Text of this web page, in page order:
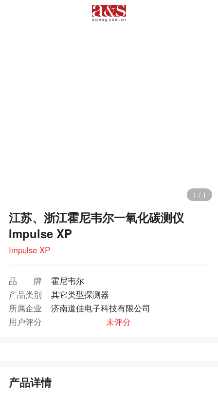
1 / 1
江苏、浙江霍尼韦尔一氧化碳测仪
Impulse XP
Impulse XP
品牌
霍尼韦尔
产品类别
其它类型探测器
所属企业
济南道佳电子科技有限公司
用户评分
未评分
产品详情